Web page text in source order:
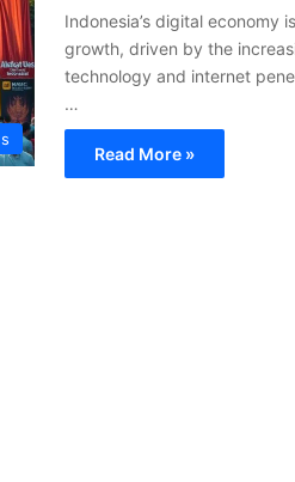
Indonesia’s digital economy
growth, driven by the
technology and internet
…
Read More »